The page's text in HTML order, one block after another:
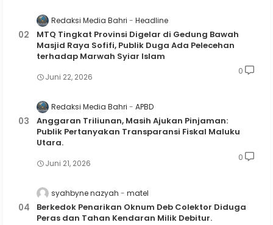
Redaksi Media Bahri Headline
MTQ Tingkat Provinsi Digelar di Gedung Bawah
Masjid Raya Sofifi, Publik Duga Ada Pelecehan
terhadap Marwah Syiar Islam
Juni 22, 2026
0
Redaksi Media Bahri APBD
Anggaran Triliunan, Masih Ajukan Pinjaman:
Publik Pertanyakan Transparansi Fiskal Maluku
Utara.
Juni 21, 2026
0
syahbyne nazyah matel
Berkedok Penarikan Oknum Deb Colektor Diduga
Peras dan Tahan Kendaran Milik Debitur.